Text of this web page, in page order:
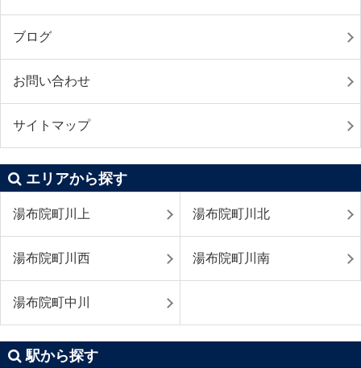
ブログ
お問い合わせ
サイトマップ
エリアから探す
湯布院町川上 湯布院町川北
湯布院町川西 湯布院町川南
湯布院町中川
駅から探す